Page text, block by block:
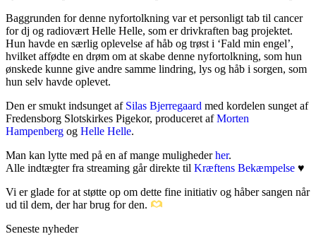
Baggrunden for denne nyfortolkning var et personligt tab til cancer
for dj og radiovært Helle Helle, som er drivkraften bag projektet.
Hun havde en særlig oplevelse af håb og trøst i ‘Fald min engel’,
hvilket affødte en drøm om at skabe denne nyfortolkning, som hun
ønskede kunne give andre samme lindring, lys og håb i sorgen, som
hun selv havde oplevet.
Den er smukt indsunget af Silas Bjerregaard med kordelen sunget af
Fredensborg Slotskirkes Pigekor, produceret afMorten
Hampenberg og Helle Helle.
Man kan lytte med på en af mange mulighederher.
Alle indtægter fra streaming går direkte til Kræftens Bekæmpelse ♥️
Vi er glade for at støtte op om dette fine initiativ og håber sangen når
ud til dem, der har brug for den.
Seneste nyheder